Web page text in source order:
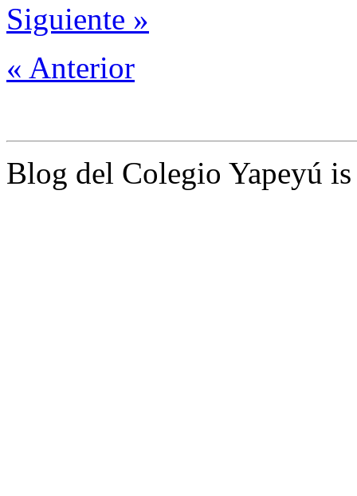
Siguiente »
« Anterior
Blog del Colegio Yapeyú